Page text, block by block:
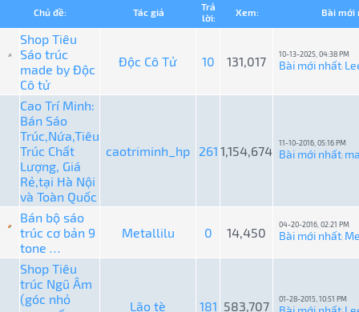
Chủ đề: Tác giả
Trả
lời:
Xem: Bài mới
Shop Tiêu
Sáo trúc
made by Độc
Cô tử
Độc Cô Tử 10 131,017 10-13-2025, 04:38 PM
Bài mới nhất:
Cao Trí Minh:
Bán Sáo
Trúc,Nứa,Tiêu
Trúc Chất
Lượng, Giá
Rẻ,tại Hà Nội
và Toàn Quốc
caotriminh_hp 261 1,154,674
11-10-2016, 05:16 PM
Bài mới nhất:
Bán bộ sáo
trúc cơ bản 9
tone …
Metallilu 0 14,450
04-20-2016, 02:21 PM
Bài mới nhất:
Shop Tiêu
trúc Ngũ Âm
(góc nhỏ
Lão tè 181 583,707 01-28-2015, 10:51 PM